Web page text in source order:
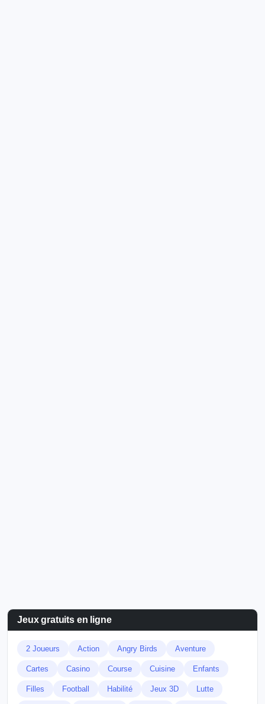
Jeux gratuits en ligne
2 Joueurs Action Angry Birds Aventure
Cartes Casino Course Cuisine Enfants
Filles Football Habilité Jeux 3D Lutte